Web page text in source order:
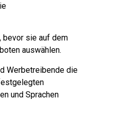
bevor sie auf dem
auswählen.
Werbetreibende die
und Sprachen